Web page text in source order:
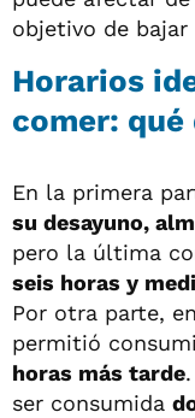
objetivo de bajar
Horarios
comer:
En la primera
su desayuno,
pero la última
seis horas y
Por otra parte,
permitió
horas más tarde
ser consumida